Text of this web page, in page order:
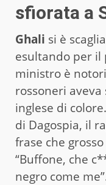
sfiorata a
Ghali si è
esultando per il
ministro è
rossoneri aveva
inglese di
di Dagospia, il
frase che
“Buffone, che
negro come